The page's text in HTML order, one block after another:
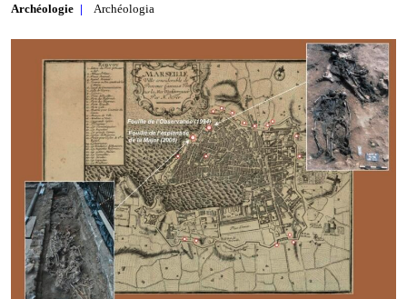
Archéologie Archéologia